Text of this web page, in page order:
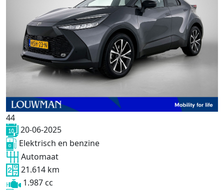
44
20-06-2025
Elektrisch en benzine
Automaat
21.614 km
1.987 cc